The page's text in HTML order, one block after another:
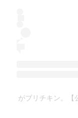
がブリチキン。【